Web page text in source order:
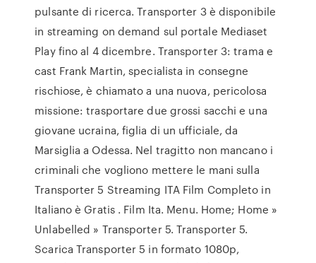
pulsante di ricerca. Transporter 3 è disponibile
in streaming on demand sul portale Mediaset
Play fino al 4 dicembre. Transporter 3: trama e
cast Frank Martin, specialista in consegne
rischiose, è chiamato a una nuova, pericolosa
missione: trasportare due grossi sacchi e una
giovane ucraina, figlia di un ufficiale, da
Marsiglia a Odessa. Nel tragitto non mancano i
criminali che vogliono mettere le mani sulla
Transporter 5 Streaming ITA Film Completo in
Italiano è Gratis . Film Ita. Menu. Home; Home »
Unlabelled » Transporter 5. Transporter 5.
Scarica Transporter 5 in formato 1080p,